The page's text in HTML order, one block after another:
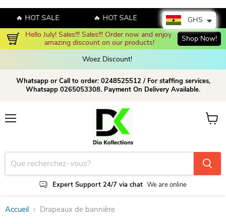
🔥 HOT SALE 🔥 HOT SALE
🔥 HOT SALE
Hello July! Sales!!! Sales!!! Order now and enjoy
amazing discount on our products!
Shop Now!
Woez Discount!
Whatsapp or Call to order: 0248525512 / For staffing services,
Whatsapp 0265053308. Payment On Delivery Available.
Expert Support 24/7 via chat We are online
Voir
Accueil Drapeaux de bannière
GHS